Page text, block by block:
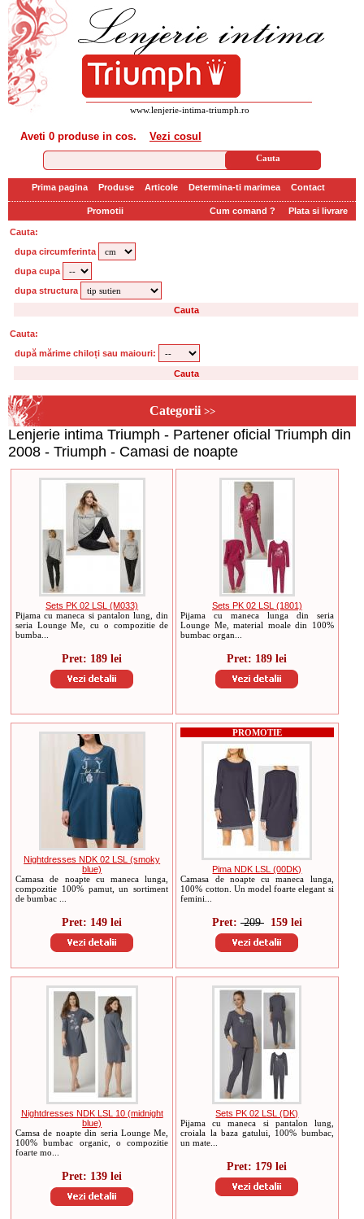
www.lenjerie-intima-triumph.ro
Aveti 0 produse in cos. Vezi cosul
Prima pagina Produse Articole Determina-ti marimea Contact
Promotii Cum comand ? Plata si livrare
Cauta:
dupa circumferinta
dupa cupa
dupa structura
Cauta:
după mărime chiloți sau maiouri:
Categorii >>
Lenjerie intima Triumph - Partener oficial Triumph din
2008 - Triumph - Camasi de noapte
Sets PK 02 LSL (M033)
Pijama cu maneca si pantalon lung, din
seria Lounge Me, cu o compozitie de
bumba...
Pret: 189 lei
Sets PK 02 LSL (1801)
Pijama cu maneca lunga din seria
Lounge Me, material moale din 100%
bumbac organ...
Pret: 189 lei
Nightdresses NDK 02 LSL (smoky
blue)
Camasa de noapte cu maneca lunga,
compozitie 100% pamut, un sortiment
de bumbac ...
Pret: 149 lei
PROMOTIE
Pima NDK LSL (00DK)
Camasa de noapte cu maneca lunga,
100% cotton. Un model foarte elegant si
femini...
Pret: 209159 lei
Nightdresses NDK LSL 10 (midnight
blue)
Camsa de noapte din seria Lounge Me,
100% bumbac organic, o compozitie
foarte mo...
Pret: 139 lei
Sets PK 02 LSL (DK)
Pijama cu maneca si pantalon lung,
croiala la baza gatului, 100% bumbac,
un mate...
Pret: 179 lei